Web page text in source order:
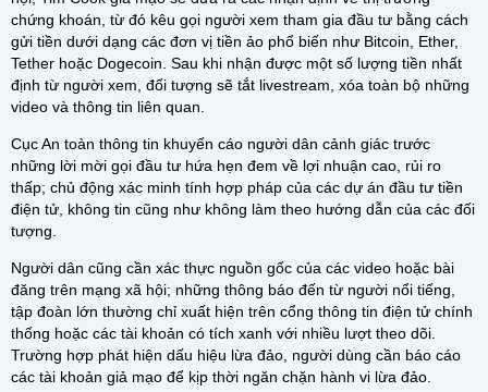
chứng khoán, từ đó kêu gọi người xem tham gia đầu tư bằng cách
gửi tiền dưới dạng các đơn vị tiền ảo phổ biến như Bitcoin, Ether,
Tether hoặc Dogecoin. Sau khi nhận được một số lượng tiền nhất
định từ người xem, đối tượng sẽ tắt livestream, xóa toàn bộ những
video và thông tin liên quan.
Cục An toàn thông tin khuyến cáo người dân cảnh giác trước
những lời mời gọi đầu tư hứa hẹn đem về lợi nhuận cao, rủi ro
thấp; chủ động xác minh tính hợp pháp của các dự án đầu tư tiền
điện tử, không tin cũng như không làm theo hướng dẫn của các đối
tượng.
Người dân cũng cần xác thực nguồn gốc của các video hoặc bài
đăng trên mạng xã hội; những thông báo đến từ người nổi tiếng,
tập đoàn lớn thường chỉ xuất hiện trên cổng thông tin điện tử chính
thống hoặc các tài khoản có tích xanh với nhiều lượt theo dõi.
Trường hợp phát hiện dấu hiệu lừa đảo, người dùng cần báo cáo
các tài khoản giả mạo để kịp thời ngăn chặn hành vi lừa đảo.